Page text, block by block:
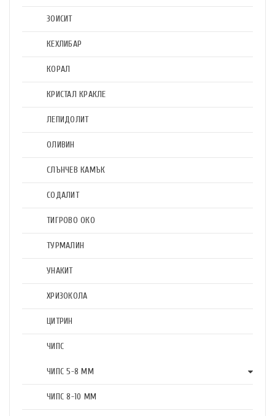
ЗОИСИТ
КЕХЛИБАР
КОРАЛ
КРИСТАЛ КРАКЛЕ
ЛЕПИДОЛИТ
ОЛИВИН
СЛЪНЧЕВ КАМЪК
СОДАЛИТ
ТИГРОВО ОКО
ТУРМАЛИН
УНАКИТ
ХРИЗОКОЛА
ЦИТРИН
ЧИПС
ЧИПС 5-8 ММ
ЧИПС 8-10 ММ